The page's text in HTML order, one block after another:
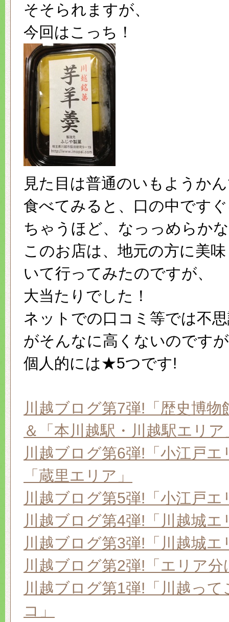
そそられますが、
今回はこっち！
見た目は普通のいもようか
食べてみると、口の中です
ちゃうほど、なっっめらか
このお店は、地元の方に美
いて行ってみたのですが、
大当たりでした！
ネットでの口コミ等では不
がそんなに高くないのです
個人的には★5つです!
川越ブログ第7弾!「歴史博物
＆「本川越駅・川越駅エリア
川越ブログ第6弾!「小江戸
「蔵里エリア」
川越ブログ第5弾!「小江戸
川越ブログ第4弾!「川越城
川越ブログ第3弾!「川越城
川越ブログ第2弾!「エリア分
川越ブログ第1弾!「川越って
コ」